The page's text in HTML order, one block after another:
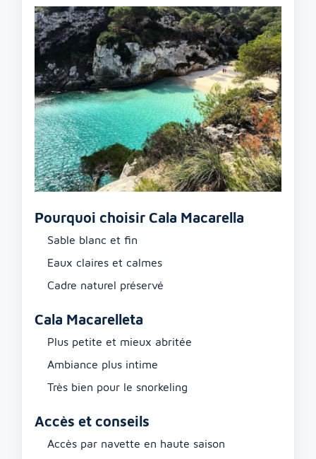
Pourquoi choisir Cala Macarella
Sable blanc et fin
Eaux claires et calmes
Cadre naturel préservé
Cala Macarelleta
Plus petite et mieux abritée
Ambiance plus intime
Très bien pour le snorkeling
Accès et conseils
Accès par navette en haute saison